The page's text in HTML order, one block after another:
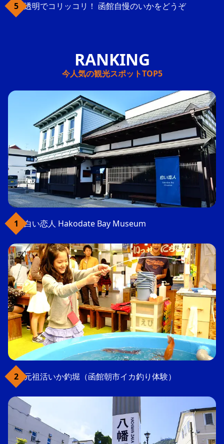
透明でコリッコリ！ 函館自慢のいかをどうぞ
今人気の観光スポットTOP5
白い恋人 Hakodate Bay Museum
元祖活いか釣堀（函館朝市イカ釣り体験）